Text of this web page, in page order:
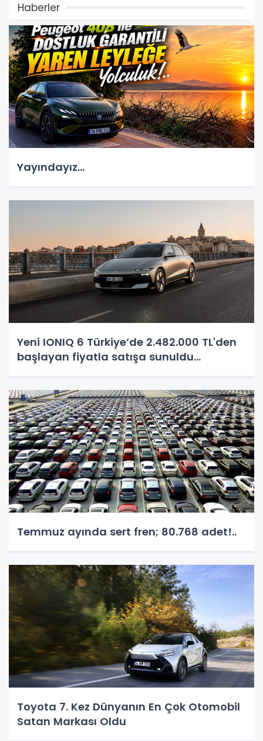
Haberler
Yayındayız...
Yeni IONIQ 6 Türkiye’de 2.482.000 TL'den
başlayan fiyatla satışa sunuldu...
Temmuz ayında sert fren; 80.768 adet!..
Toyota 7. Kez Dünyanın En Çok Otomobil
Satan Markası Oldu